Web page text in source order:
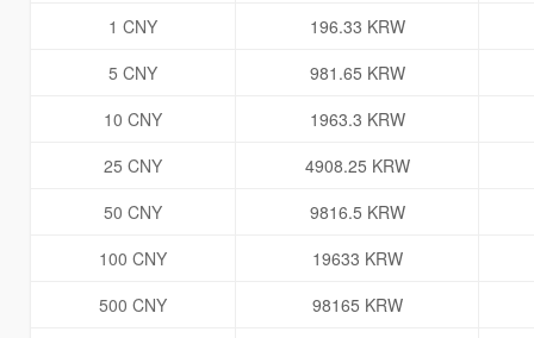
1 CNY
196.33 KRW
5 CNY
981.65 KRW
10 CNY
1963.3 KRW
25 CNY
4908.25 KRW
50 CNY
9816.5 KRW
100 CNY
19633 KRW
500 CNY
98165 KRW